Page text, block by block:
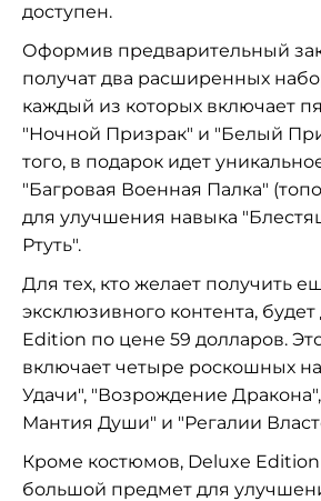
доступен.
Оформив предварительный
получат два расширенных
каждый из которых включает
"Ночной Призрак" и "Белый
того, в подарок идет
"Багровая Военная Палка"
для улучшения навыка
Ртуть".
Для тех, кто желает получить
эксклюзивного контента,
Edition по цене 59 долларов.
включает четыре роскошных
Удачи", "Возрождение
Мантия Души" и "Регалии
Кроме костюмов, Deluxe
большой предмет для